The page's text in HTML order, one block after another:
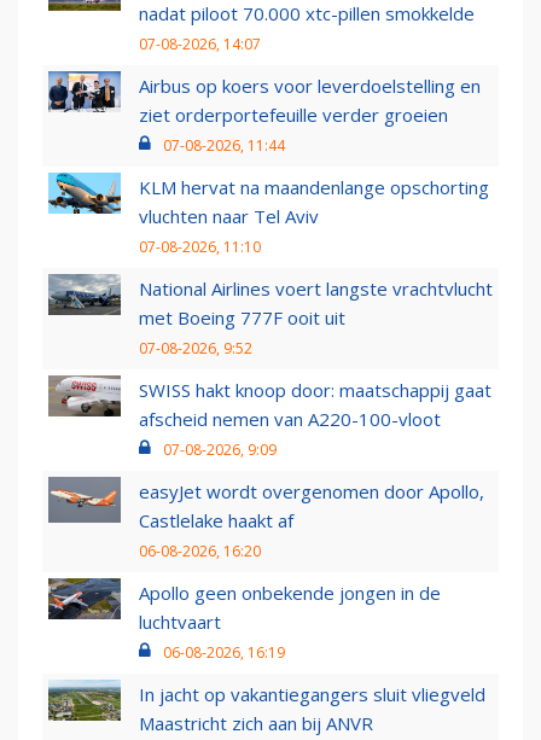
nadat piloot 70.000 xtc-pillen smokkelde
07-08-2026, 14:07
Airbus op koers voor leverdoelstelling en
ziet orderportefeuille verder groeien
07-08-2026, 11:44
KLM hervat na maandenlange opschorting
vluchten naar Tel Aviv
07-08-2026, 11:10
National Airlines voert langste vrachtvlucht
met Boeing 777F ooit uit
07-08-2026, 9:52
SWISS hakt knoop door: maatschappij gaat
afscheid nemen van A220-100-vloot
07-08-2026, 9:09
easyJet wordt overgenomen door Apollo,
Castlelake haakt af
06-08-2026, 16:20
Apollo geen onbekende jongen in de
luchtvaart
06-08-2026, 16:19
In jacht op vakantiegangers sluit vliegveld
Maastricht zich aan bij ANVR